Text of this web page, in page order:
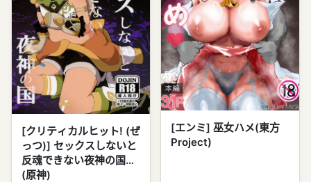
[クリティカルヒット! (ぜ
っつ)] セックスしないと
反魂できない夜神の国
(原神)
[エンミ] 巫女ハメ(東方
Project)